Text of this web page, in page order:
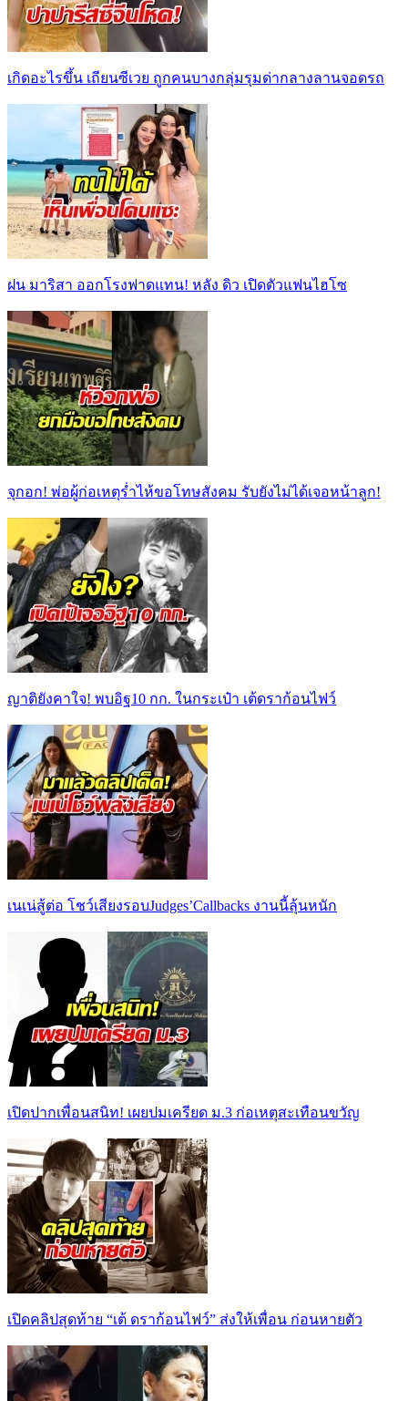
เกิดอะไรขึ้น เถียนซีเวย ถูกคนบางกลุ่มรุมด่ากลางลานจอดรถ
ฝน มาริสา ออกโรงฟาดแทน! หลัง ดิว เปิดตัวแฟนไฮโซ
จุกอก! พ่อผู้ก่อเหตุร่ำไห้ขอโทษสังคม รับยังไม่ได้เจอหน้าลูก!
ญาติยังคาใจ! พบอิฐ10 กก. ในกระเป๋า เต้ดราก้อนไฟว์
เนเน่สู้ต่อ โชว์เสียงรอบJudges’Callbacks งานนี้ลุ้นหนัก
เปิดปากเพื่อนสนิท! เผยปมเครียด ม.3 ก่อเหตุสะเทือนขวัญ
เปิดคลิปสุดท้าย “เต้ ดราก้อนไฟว์” ส่งให้เพื่อน ก่อนหายตัว